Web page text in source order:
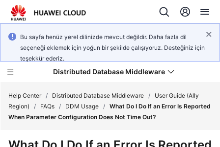
Bu sayfa henüz yerel dilinizde mevcut değildir. Daha fazla dil
seçeneği eklemek için yoğun bir şekilde çalışıyoruz. Desteğiniz için
teşekkür ederiz.
Distributed Database Middleware
Help Center / Distributed Database Middleware /
User Guide (Ally
Region)
/ FAQs / DDM Usage / What Do I Do If an Error Is Reported
When Parameter Configuration Does Not Time Out?